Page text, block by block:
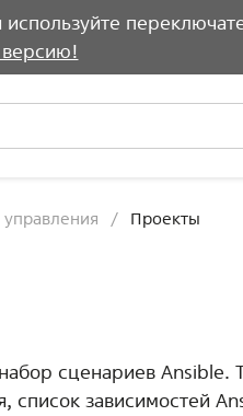
управления Проекты
сценариев Ansible.
список зависимостей